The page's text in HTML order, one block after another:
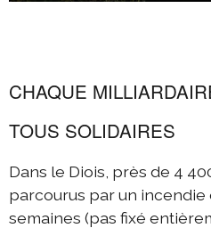
CHAQUE
TOUS SOLIDAIRES
Dans le Diois, près de 4
parcourus par un incendie
semaines (pas fixé